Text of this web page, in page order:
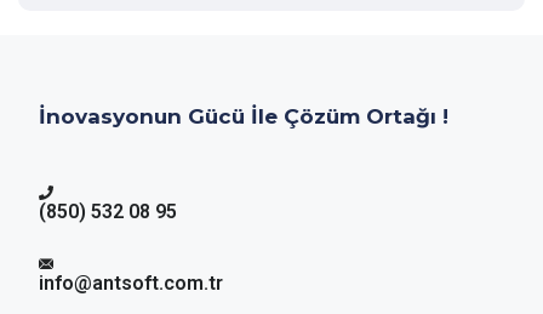
İnovasyonun Gücü İle Çözüm Ortağı !
(850) 532 08 95
info@antsoft.com.tr